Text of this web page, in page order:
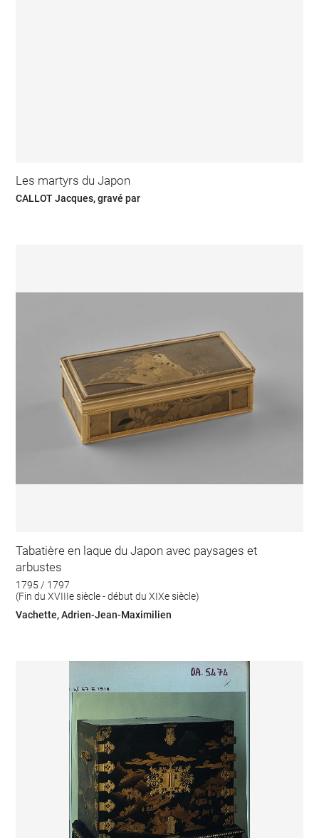
Les martyrs du Japon
CALLOT Jacques, gravé par
Tabatière en laque du Japon avec paysages et
arbustes
1795 / 1797
(Fin du XVIIIe siècle - début du XIXe siècle)
Vachette, Adrien-Jean-Maximilien